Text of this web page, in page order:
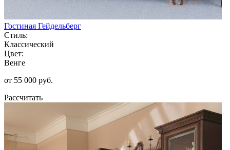
Гостиная Гейдельберг
Стиль:
Классический
Цвет:
Венге
от 55 000 руб.
Рассчитать